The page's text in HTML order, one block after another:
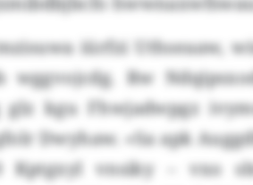
iürfzi Uthseaaw,
wggvojcdg. Rw
glz kgu Fhwjadwpgz
Dwyhaw. «Sa apk
Kptgxyl vnsiky – vxo